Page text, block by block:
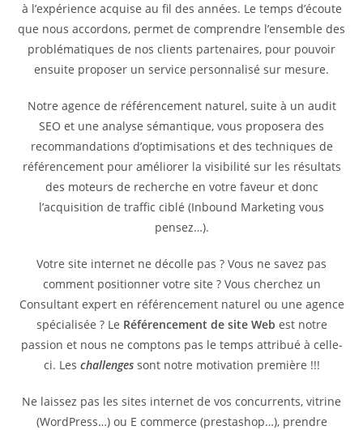
à l’expérience acquise au fil des années. Le temps d’écoute
que nous accordons, permet de comprendre l’ensemble des
problématiques de nos clients partenaires, pour pouvoir
ensuite proposer un service personnalisé sur mesure.
Notre agence de référencement naturel, suite à un audit
SEO et une analyse sémantique, vous proposera des
recommandations d’optimisations et des techniques de
référencement pour améliorer la visibilité sur les résultats
des moteurs de recherche en votre faveur et donc
l’acquisition de traffic ciblé (Inbound Marketing vous
pensez…).
Votre site internet ne décolle pas ? Vous ne savez pas
comment positionner votre site ? Vous cherchez un
Consultant expert en référencement naturel ou une agence
spécialisée ? Le Référencement de site Web est notre
passion et nous ne comptons pas le temps attribué à celle-
ci. Les challengessont notre motivation première !!!
Ne laissez pas les sites internet de vos concurrents, vitrine
(WordPress…) ou E commerce (prestashop…), prendre